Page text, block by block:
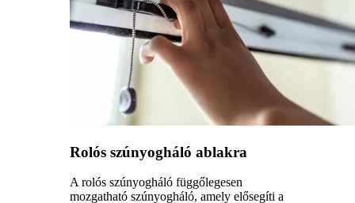
Rolós szúnyogháló ablakra
A rolós szúnyogháló függőlegesen
mozgatható szúnyogháló, amely elősegíti a